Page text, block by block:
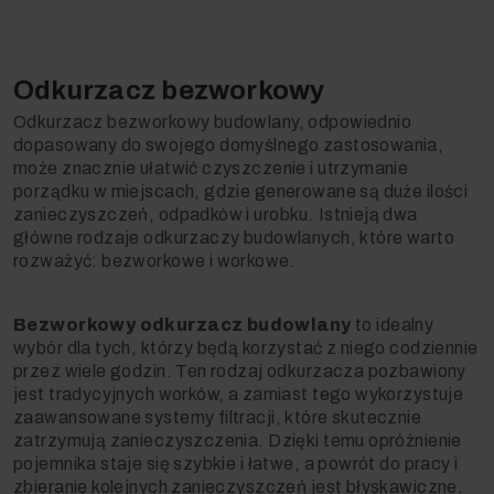
Odkurzacz bezworkowy
Odkurzacz bezworkowy budowlany, odpowiednio
dopasowany do swojego domyślnego zastosowania,
może znacznie ułatwić czyszczenie i utrzymanie
porządku w miejscach, gdzie generowane są duże ilości
zanieczyszczeń, odpadków i urobku. Istnieją dwa
główne rodzaje odkurzaczy budowlanych, które warto
rozważyć: bezworkowe i workowe.
Bezworkowy odkurzacz budowlany to idealny
wybór dla tych, którzy będą korzystać z niego codziennie
przez wiele godzin. Ten rodzaj odkurzacza pozbawiony
jest tradycyjnych worków, a zamiast tego wykorzystuje
zaawansowane systemy filtracji, które skutecznie
zatrzymują zanieczyszczenia. Dzięki temu opróżnienie
pojemnika staje się szybkie i łatwe, a powrót do pracy i
zbieranie kolejnych zanieczyszczeń jest błyskawiczne.